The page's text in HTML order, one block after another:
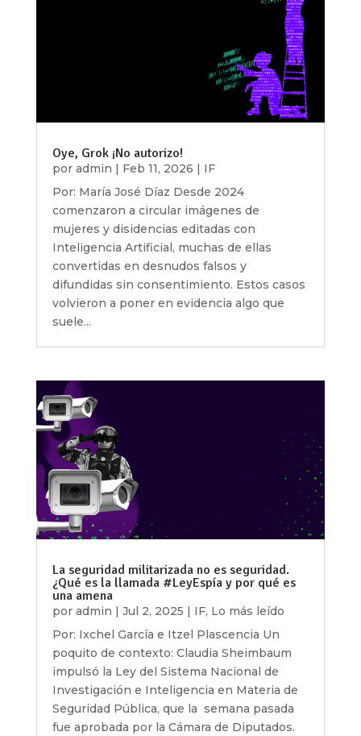
Oye, Grok ¡No autorizo!
por admin | Feb 11, 2026 | IF
Por: María José Díaz Desde 2024
comenzaron a circular imágenes de
mujeres y disidencias editadas con
Inteligencia Artificial, muchas de ellas
convertidas en desnudos falsos y
difundidas sin consentimiento. Estos casos
volvieron a poner en evidencia algo que
suele...
La seguridad militarizada no es seguridad.
¿Qué es la llamada #LeyEspía y por qué es
una amena
por admin | Jul 2, 2025 | IF, Lo más leído
Por: Ixchel García e Itzel Plascencia Un
poquito de contexto: Claudia Sheimbaum
impulsó la Ley del Sistema Nacional de
Investigación e Inteligencia en Materia de
Seguridad Pública, que la semana pasada
fue aprobada por la Cámara de Diputados.